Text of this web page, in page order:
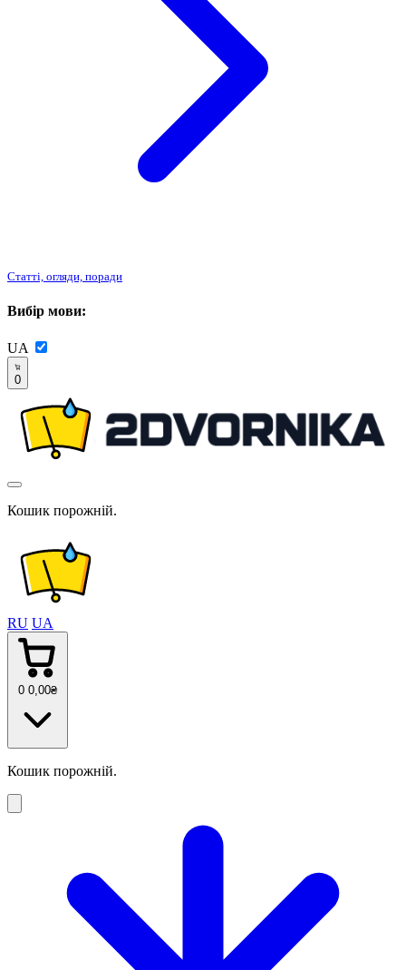
Статті, огляди, поради
Вибір мови:
UA
0
Кошик порожній.
RU UA
0 0 ,00₴
Кошик порожній.